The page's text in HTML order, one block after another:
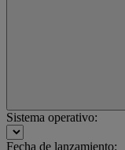
Sistema operativo:
Fecha de lanzamiento: